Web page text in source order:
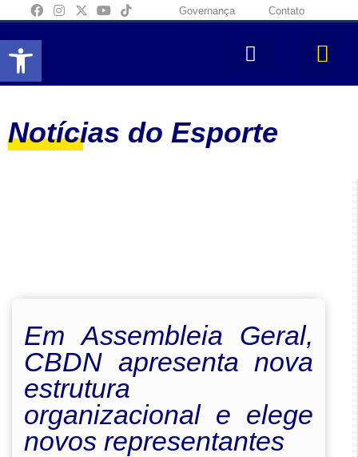
Abrir a barra de ferramentas
Governança Contato
Notícias do Esporte
Em Assembleia Geral,
CBDN apresenta nova
estrutura
organizacional e elege
novos representantes